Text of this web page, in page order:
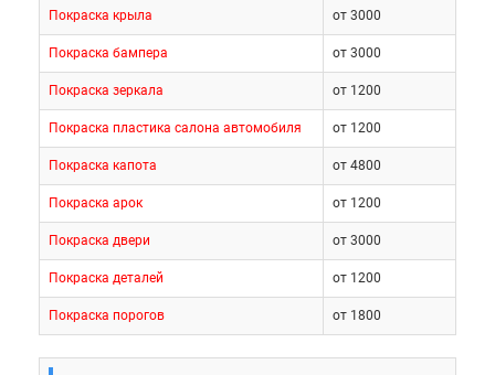
Покраска крыла от 3000
Покраска бампера от 3000
Покраска зеркала от 1200
Покраска пластика салона автомобиля от 1200
Покраска капота от 4800
Покраска арок от 1200
Покраска двери от 3000
Покраска деталей от 1200
Покраска порогов от 1800